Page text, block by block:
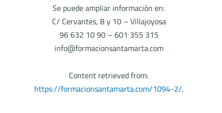
Se puede ampliar información en:
C/ Cervantes, 8 y 10 – Villajoyosa
96 632 10 90 – 601 355 315
info@formacionsantamarta.com
Content retrieved from:
https://formacionsantamarta.com/1094-2/.